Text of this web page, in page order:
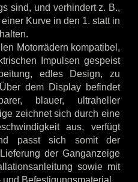
sind, und verhindert z. B.,
Kurve in den 1. statt in
Motorrädern kompatibel,
Impulsen gespeist
edles Design, zu
dem Display befindet
blauer, ultraheller
zeichnet sich durch eine
aus, verfügt
passt sich somit der
der Ganganzeige
sowie mit
Befestigungsmaterial.